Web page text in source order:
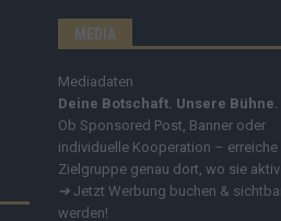
MEDIA
Mediadaten
Deine Botschaft. Unsere Bühne.
Ob Sponsored Post, Banner oder
individuelle Kooperation – erreiche
Zielgruppe genau dort, wo sie aktiv
➔ Jetzt Werbung buchen &
werden!